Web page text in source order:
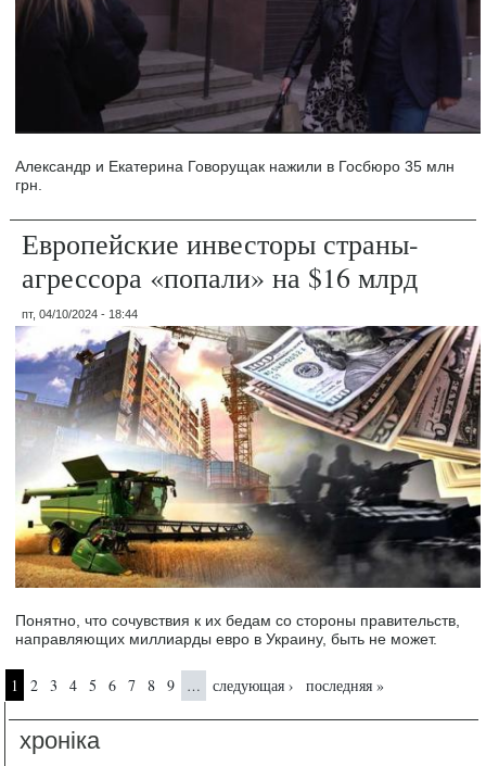
Александр и Екатерина Говорущак нажили в Госбюро 35 млн
грн.
Европейские инвесторы страны-
агрессора «попали» на $16 млрд
пт, 04/10/2024 - 18:44
Понятно, что сочувствия к их бедам со стороны правительств,
направляющих миллиарды евро в Украину, быть не может.
Страницы
1 2 3 4 5 6 7 8 9 … следующая › последняя »
хроніка